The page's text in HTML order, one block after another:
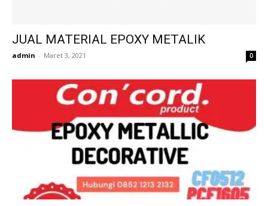
JUAL MATERIAL EPOXY METALIK
admin - Maret 3, 2021 0